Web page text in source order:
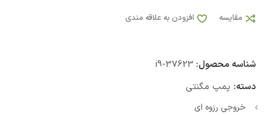
مقایسه افزودن به علاقه مندی
شناسه محصول: i9-37623
دسته: پمپ مگنتی
خروجی رزوه ای